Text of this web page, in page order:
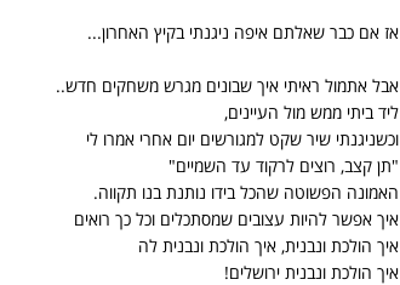
אז אם כבר שאלתם איפה ניגנתי בקיץ האחרון...
אבל אתמול ראיתי איך שבונים מגרש משחקים חדש..
ליד ביתי ממש מול העיינים,
וכשניגנתי שיר שקט למגורשים יום אחרי אמרו לי
"תן קצב, רוצים לרקוד עד השמיים"
האמונה הפשוטה שהכל בידו נותנת בנו תקווה.
איך אפשר להיות עצובים שמסתכלים וכל כך רואים
איך הולכת ונבנית, איך הולכת ונבנית לה
איך הולכת ונבנית ירושלים!